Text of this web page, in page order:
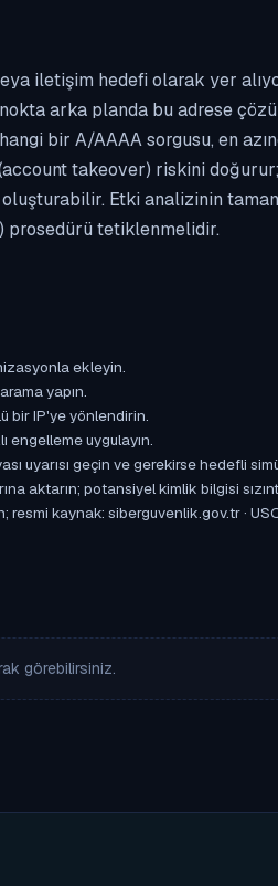
iletişim hedefi olarak yer
arka planda bu adrese
bir A/AAAA sorgusu, en
takeover) riskini
Etki analizinin
prosedürü tetiklenmelidir.
ekleyin.
yapın.
bir IP'ye yönlendirin.
engelleme uygulayın.
uyarısı geçin ve gerekirse hedefli
aktarın; potansiyel kimlik bilgisi
kaynak: siberguvenlik.gov.tr ·
görebilirsiniz.